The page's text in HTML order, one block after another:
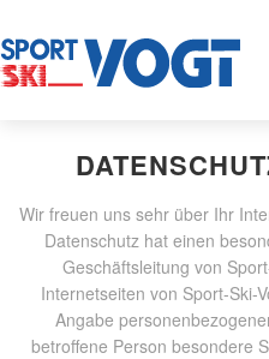
SPORTWELTEN
SERVICE
ÜBER UNS
Wir freuen uns sehr über Ihr
Datenschutz hat einen
Geschäftsleitung von
Internetseiten von Sport-Ski-
Angabe
betroffene Person besondere